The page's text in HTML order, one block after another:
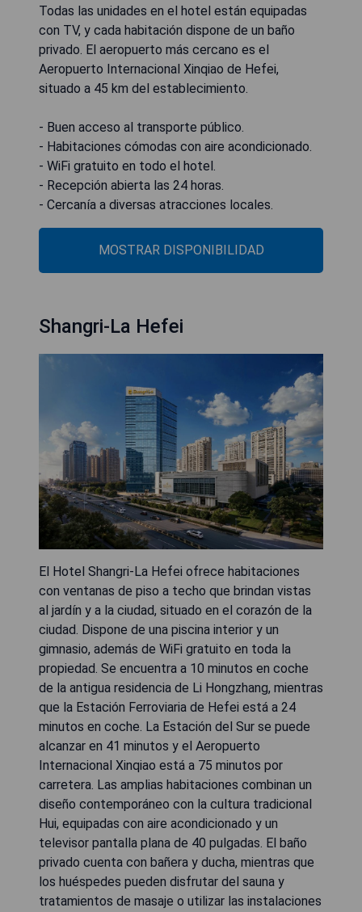
Todas las unidades en el hotel están equipadas
con TV, y cada habitación dispone de un baño
privado. El aeropuerto más cercano es el
Aeropuerto Internacional Xinqiao de Hefei,
situado a 45 km del establecimiento.
- Buen acceso al transporte público.
- Habitaciones cómodas con aire acondicionado.
- WiFi gratuito en todo el hotel.
- Recepción abierta las 24 horas.
- Cercanía a diversas atracciones locales.
MOSTRAR DISPONIBILIDAD
Shangri-La Hefei
El Hotel Shangri-La Hefei ofrece habitaciones
con ventanas de piso a techo que brindan vistas
al jardín y a la ciudad, situado en el corazón de la
ciudad. Dispone de una piscina interior y un
gimnasio, además de WiFi gratuito en toda la
propiedad. Se encuentra a 10 minutos en coche
de la antigua residencia de Li Hongzhang, mientras
que la Estación Ferroviaria de Hefei está a 24
minutos en coche. La Estación del Sur se puede
alcanzar en 41 minutos y el Aeropuerto
Internacional Xinqiao está a 75 minutos por
carretera. Las amplias habitaciones combinan un
diseño contemporáneo con la cultura tradicional
Hui, equipadas con aire acondicionado y un
televisor pantalla plana de 40 pulgadas. El baño
privado cuenta con bañera y ducha, mientras que
los huéspedes pueden disfrutar del sauna y
tratamientos de masaje o utilizar las instalaciones